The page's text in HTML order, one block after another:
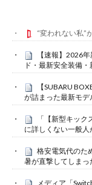
“変われない私”
【速報】2026
ド・最新安全装備
【SUBARU
が詰まった最新モデ
「【新型キッ
に詳しくない一般人
格安電気代のた
暑が直撃してしま
メディア「